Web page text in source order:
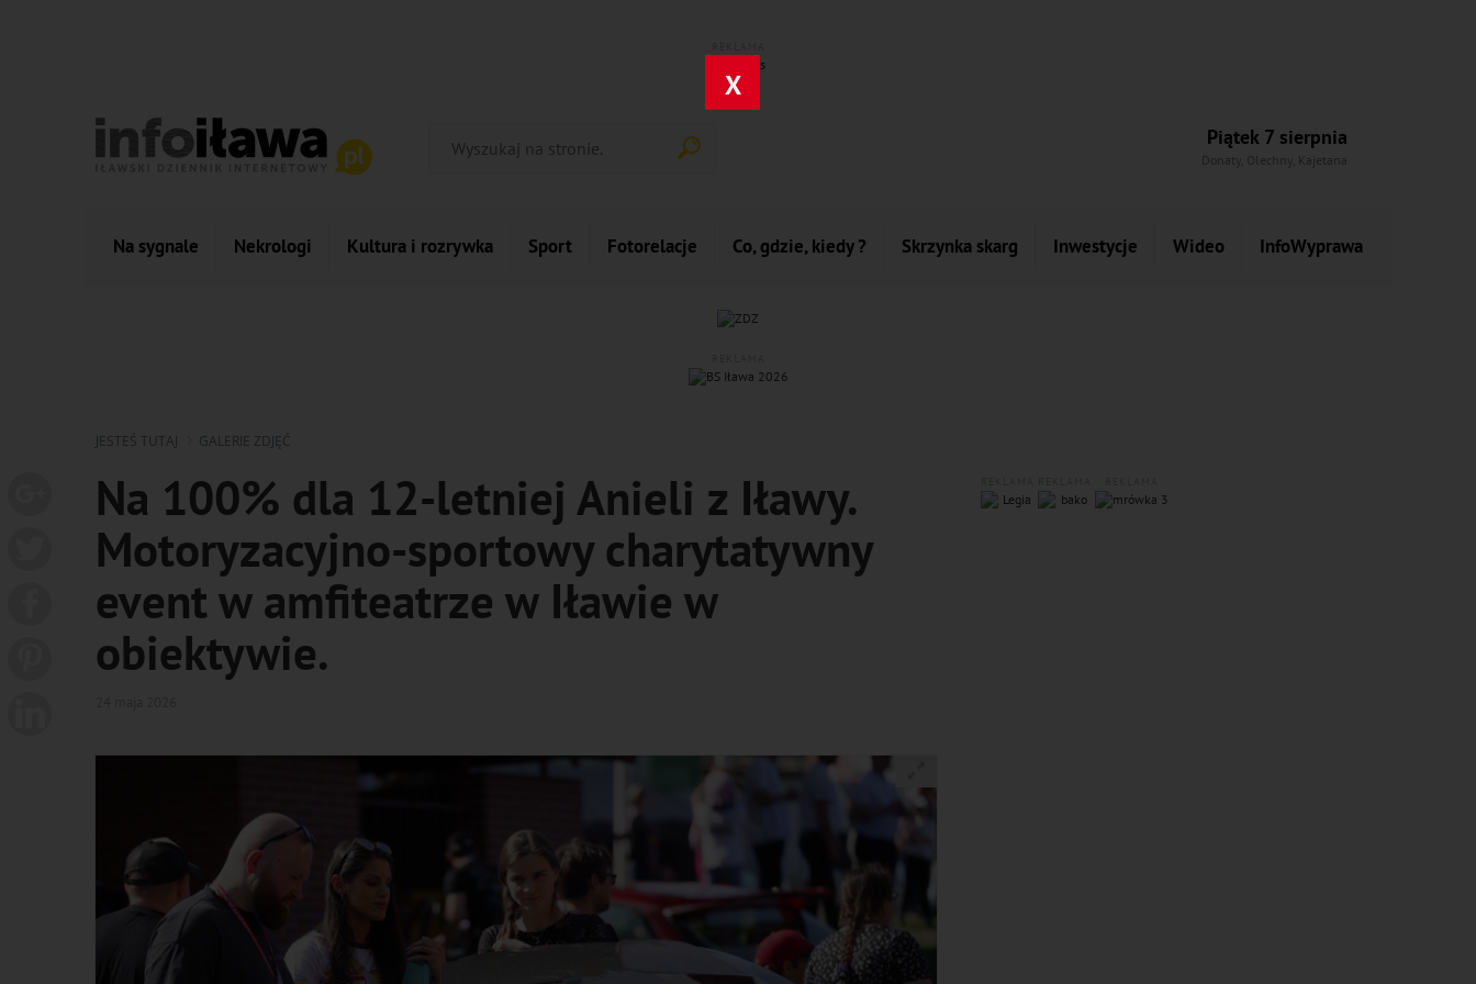
X
Piątek 7 sierpnia
Donaty, Olechny, Kajetana
Na sygnale Nekrologi Kultura i rozrywka Sport Fotorelacje Co, gdzie, kiedy ? Skrzynka skarg Inwestycje Wideo InfoWyprawa
JESTEŚ TUTAJ GALERIE ZDJĘĆ
Na 100% dla 12-letniej Anieli z Iławy.
Motoryzacyjno-sportowy charytatywny
event w amfiteatrze w Iławie w
obiektywie.